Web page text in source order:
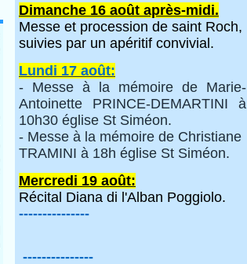
Dimanche 16 août après-midi.
Messe et procession de saint Roch,
suivies par un apéritif convivial.
Lundi 17 août:
- Messe à la mémoire de Marie-
Antoinette PRINCE-DEMARTINI à
10h30 église St Siméon.
- Messe à la mémoire de Christiane
TRAMINI à 18h église St Siméon.
Mercredi 19 août:
Récital Diana di l'Alban Poggiolo.
---------------
---------------